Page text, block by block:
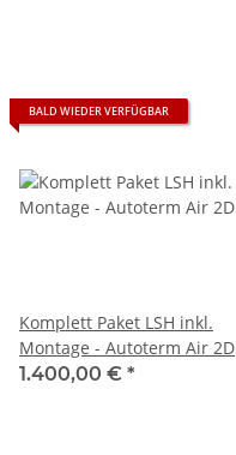
BALD WIEDER VERFÜGBAR
Komplett Paket LSH inkl.
Montage - Autoterm Air 2D
(ehemals Planar 2D) 12V
1.400,00 € *